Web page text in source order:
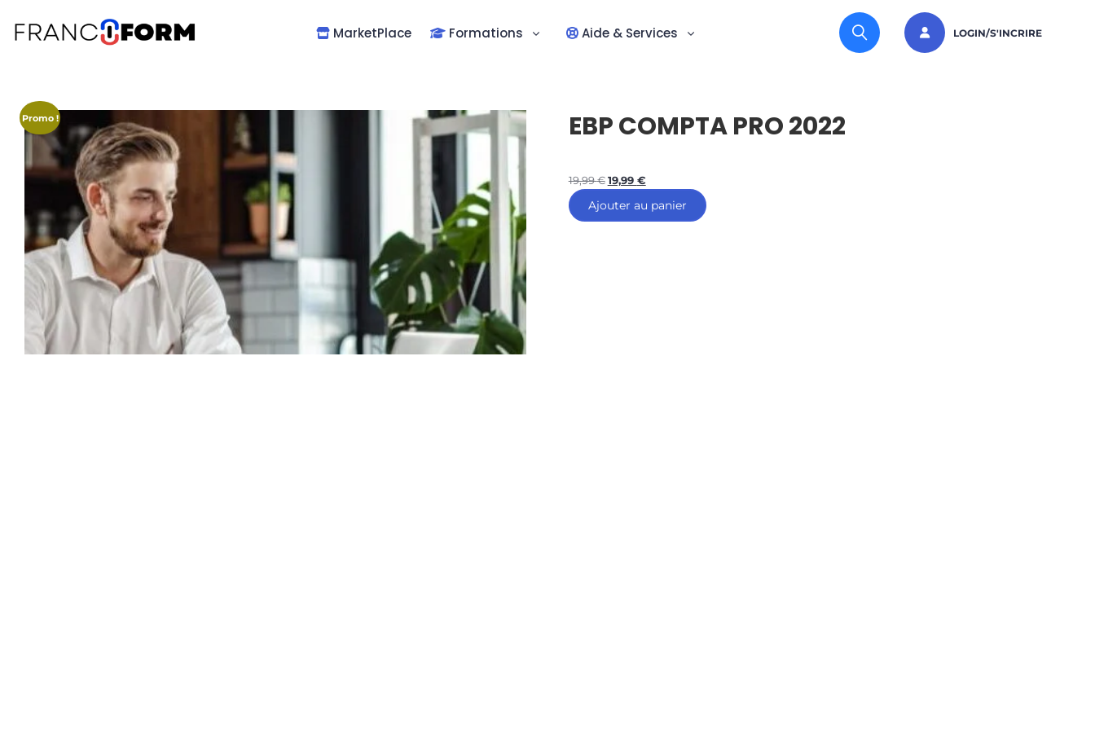
MarketPlace Formations Aide & Services LOGIN/S'INCRIRE
Promo ! EBP COMPTA PRO 2022
19,99€ 19,99 €
Ajouter au panier